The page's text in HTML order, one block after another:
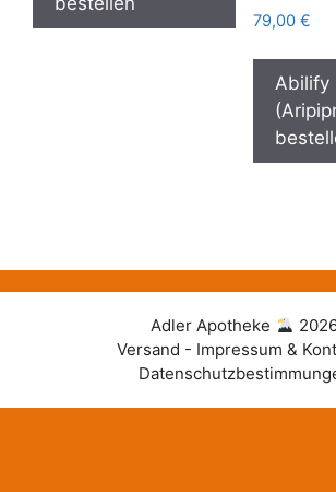
79,00 €
Abilify
Adler Apotheke
Versand - Impressum &